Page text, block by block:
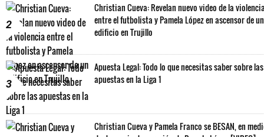
2
Christian Cueva: Revelan nuevo video de la
entre el futbolista y Pamela López en ascensor de un
edificio en Trujillo
3
Apuesta Legal: Todo lo que necesitas saber sobre las
apuestas en la Liga 1
Christian Cueva y Pamela Franco se BESAN, en